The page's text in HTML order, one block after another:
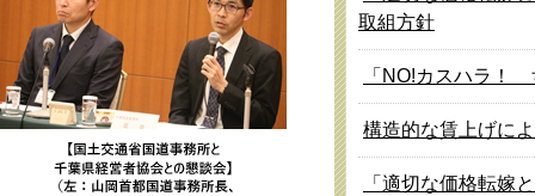
取組方針
「NO!カスハラ！
構造的な賃上げに
「適切な価格転嫁